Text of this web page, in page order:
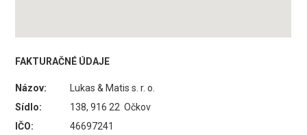
FAKTURAČNÉ ÚDAJE
Názov:
Lukas & Matis s. r. o.
Sídlo:
138, 916 22 Očkov
IČO:
46697241